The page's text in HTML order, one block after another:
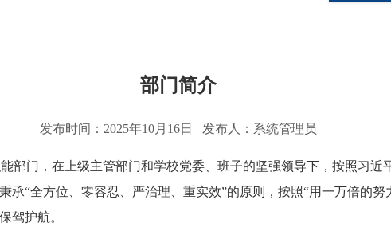
部门简介
发布时间：2025年10月16日 发布人：系统管理员
部门，在上级主管部门和学校党委、班子的坚强领导下，按照习近
承“全方位、零容忍、严治理、重实效”的原则，按照“用一万倍的
保驾护航。